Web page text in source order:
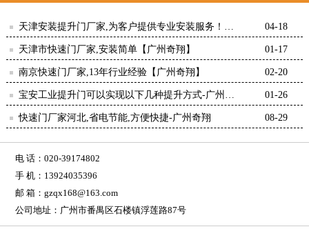
天津安装提升门厂家,为客户提供专业安装服务！
【广州奇翔】
04-18
天津市快速门厂家,安装简单【广州奇翔】 01-17
南京快速门厂家,13年行业经验【广州奇翔】 02-20
宝安工业提升门可以实现以下几种提升方式-广州奇
翔
01-26
快速门厂家河北,省电节能,方便快捷-广州奇翔 08-29
电 话：020-39174802
手 机：13924035396
邮 箱：gzqx168@163.com
公司地址：广州市番禺区石楼镇浮莲路87号